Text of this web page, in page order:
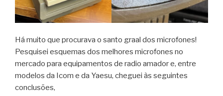
Há muito que procurava o santo graal dos microfones!
Pesquisei esquemas dos melhores microfones no
mercado para equipamentos de radio amador e, entre
modelos da Icom e da Yaesu, cheguei às seguintes
conclusões,